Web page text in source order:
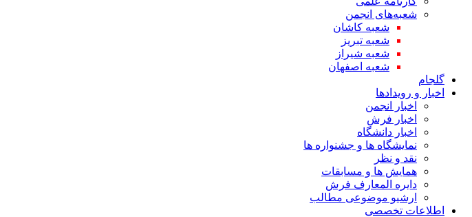
شعبه‌های انجمن
شعبه کاشان
شعبه تبریز
شعبه شیراز
شعبه اصفهان
گلجام
اخبار و رویدادها
اخبار انجمن
اخبار فرش
اخبار دانشگاه
نمایشگاه ها و جشنواره ها
نقد و نظر
همایش ها و مسابقات
دایره المعارف فرش
ارشیو موضوعی مطالب
اطلاعات تخصصی